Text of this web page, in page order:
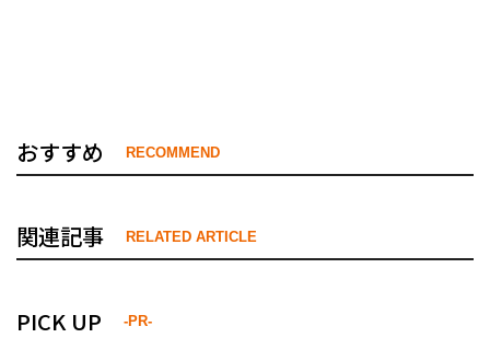
おすすめ RECOMMEND
関連記事 RELATED ARTICLE
PICK UP -PR-